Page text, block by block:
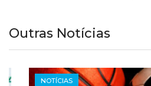
Outras Notícias
NOTÍCIAS